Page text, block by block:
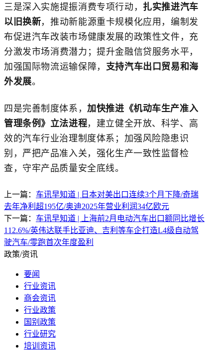
三是深入实施提振消费专项行动， 扎实推进汽车
以旧换新，推动新能源重卡规模化应用，编制发
布促进汽车改装市场健康发展的政策性文件，充
分激发市场消费潜力；提升金融信贷服务水平，
加强国际物流运输保障， 支持汽车出口贸易和海
外发展。
四是完善制度体系，加快推进《机动车生产准入
管理条例》立法进程，建立健全开放、科学、高
效的汽车行业治理制度体系；加强风险隐患识
别，严把产品准入关，强化生产一致性监督检
查，守牢产品质量安全底线。
上一篇： 车讯早知道 | 日本对美出口连续3个月下降/奇瑞
去年净利超195亿/奥迪2025年营业利润34亿欧元
下一篇： 车讯早知道 | 上海前2月电动汽车出口额同比增长
112.6%/英伟达联手比亚迪、吉利等车企打造L4级自动驾
驶汽车/零跑首次年度盈利
政策/资讯
要闻
行业资讯
商会资讯
行业政策
国别政策
行业研究
培训资讯